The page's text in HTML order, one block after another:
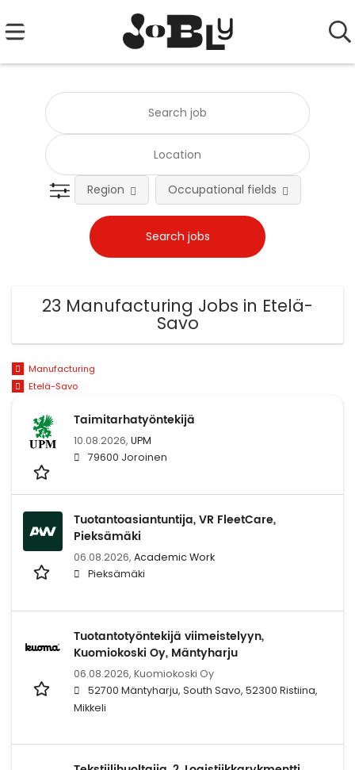
Region Occupational fields
23 Manufacturing Jobs in Etelä-
Savo
Manufacturing
Etelä-Savo
Taimitarhatyöntekijä
10.08.2026, UPM
79600 Joroinen
Tuotantoasiantuntija, VR FleetCare,
Pieksämäki
06.08.2026, Academic Work
Pieksämäki
Tuotantotyöntekijä viimeistelyyn,
Kuomiokoski Oy, Mäntyharju
06.08.2026, Kuomiokoski Oy
52700 Mäntyharju, South Savo, 52300 Ristiina,
Mikkeli